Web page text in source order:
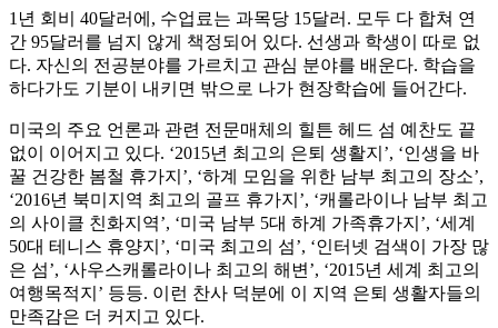
1년 회비 40달러에, 수업료는 과목당 15달러. 모두 다 합쳐 연
간 95달러를 넘지 않게 책정되어 있다. 선생과 학생이 따로 없
다. 자신의 전공분야를 가르치고 관심 분야를 배운다. 학습을
하다가도 기분이 내키면 밖으로 나가 현장학습에 들어간다.
미국의 주요 언론과 관련 전문매체의 힐튼 헤드 섬 예찬도 끝
없이 이어지고 있다. ‘2015년 최고의 은퇴 생활지’, ‘인생을 바
꿀 건강한 봄철 휴가지’, ‘하계 모임을 위한 남부 최고의 장소’,
‘2016년 북미지역 최고의 골프 휴가지’, ‘캐롤라이나 남부 최고
의 사이클 친화지역’, ‘미국 남부 5대 하계 가족휴가지’, ‘세계
50대 테니스 휴양지’, ‘미국 최고의 섬’, ‘인터넷 검색이 가장 많
은 섬’, ‘사우스캐롤라이나 최고의 해변’, ‘2015년 세계 최고의
여행목적지’ 등등. 이런 찬사 덕분에 이 지역 은퇴 생활자들의
만족감은 더 커지고 있다.